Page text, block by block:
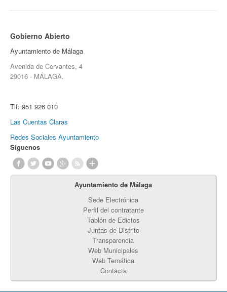
Gobierno Abierto
Ayuntamiento de Málaga
Avenida de Cervantes, 4
29016 - MÁLAGA.
Tlf: 951 926 010
Las Cuentas Claras
Redes Sociales Ayuntamiento
Síguenos
Ayuntamiento de Málaga
Sede Electrónica
Perfil del contratante
Tablón de Edictos
Juntas de Distrito
Transparencia
Web Municipales
Web Temática
Contacta